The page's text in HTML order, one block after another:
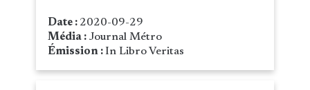
Date : 2020-09-29
Média : Journal Métro
Émission :In Libro Veritas